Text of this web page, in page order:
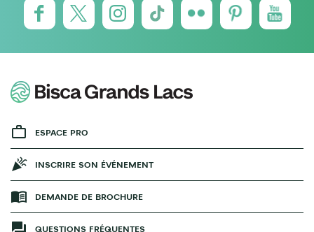
ESPACE PRO
INSCRIRE SON ÉVÉNEMENT
DEMANDE DE BROCHURE
QUESTIONS FRÉQUENTES